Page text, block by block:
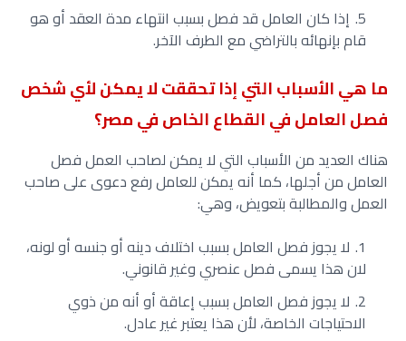
إذا كان العامل قد فصل بسبب انتهاء مدة العقد أو هو
قام بإنهائه بالتراضي مع الطرف الآخر.
ما هي الأسباب التي إذا تحققت لا يمكن لأي شخص
فصل العامل في القطاع الخاص في مصر؟
هناك العديد من الأسباب التي لا يمكن لصاحب العمل فصل
العامل من أجلها، كما أنه يمكن للعامل رفع دعوى على صاحب
العمل والمطالبة بتعويض، وهي:
لا يجوز فصل العامل بسبب اختلاف دينه أو جنسه أو لونه،
لان هذا يسمى فصل عنصري وغير قانوني.
لا يجوز فصل العامل بسبب إعاقة أو أنه من ذوي
الاحتياجات الخاصة، لأن هذا يعتبر غير عادل.